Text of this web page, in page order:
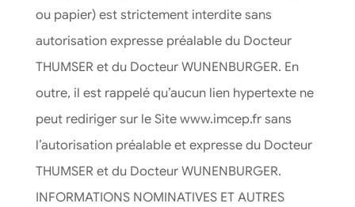
ou papier) est strictement interdite sans
autorisation expresse préalable du Docteur
THUMSER et du Docteur WUNENBURGER. En
outre, il est rappelé qu’aucun lien hypertexte ne
peut rediriger sur le Site www.imcep.fr sans
l’autorisation préalable et expresse du Docteur
THUMSER et du Docteur WUNENBURGER.
INFORMATIONS NOMINATIVES ET AUTRES